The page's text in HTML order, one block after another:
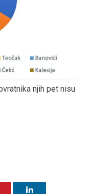
njih pet nisu
LinkedIn